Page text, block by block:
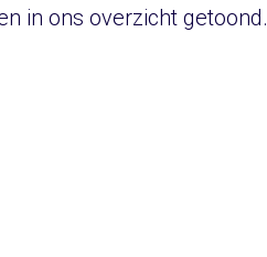
in ons overzicht getoond.